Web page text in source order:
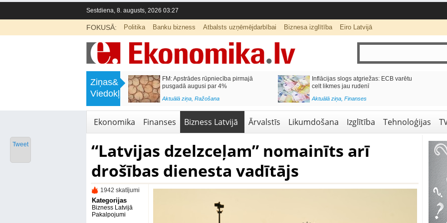
Sestdiena, 8. augusts, 2026 03:27
FOKUSĀ: Politika Banku bizness Atbalsts uzņēmējdarbībai Biznesa izglītība Eiro Latvijā
Ziņas&
Viedokļi
Vakcinētie seniori piecus mēnešus
saņems pabalstu 20 eiro mēnesī
Aktuālā ziņa, Ekonomika
Valsts kontrole: Privatizācijas
nebeidzamais stāsts sāk tukšot valsts
Aktuālā ziņa, Ekonomika
Ekonomika Finanses Bizness Latvijā Ārvalstīs Likumdošana Izglītība Tehnoloģijas
“Latvijas dzelzceļam” nomainīts arī
drošības dienesta vadītājs
1942 skatījumi
Kategorijas
Bizness Latvijā
Pakalpojumi
Tweet